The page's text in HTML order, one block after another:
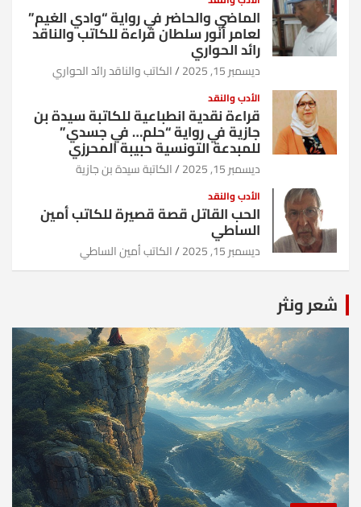
الماضي والحاضر في رواية “وادي الغيم”
لعامر أنور سلطان قراءة للكاتب والناقد
رائد الحواري
ديسمبر 15, 2025 الكاتب والناقد رائد الحواري
الأدب والنقد
قراءة نقدية انطباعية للكاتبة سيدة بن
جازية في رواية “حلم… في جسدي”
للمبدعة التونسية حبيبة المحرزي
ديسمبر 15, 2025 الكاتبة سيدة بن جازية
الأدب والنقد
الحب القاتل قصة قصيرة للكاتب أمين
الساطي
ديسمبر 15, 2025 الكاتب أمين الساطي
شعر ونثر